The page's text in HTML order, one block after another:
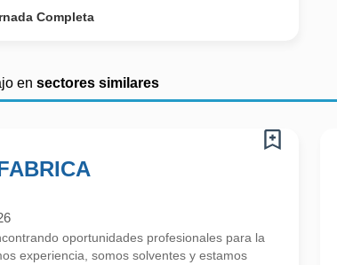
Completa
en sectores similares
oportunidades profesionales para la
experiencia, somos solventes y estamos